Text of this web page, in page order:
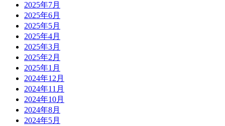
2025年7月
2025年6月
2025年5月
2025年4月
2025年3月
2025年2月
2025年1月
2024年12月
2024年11月
2024年10月
2024年8月
2024年5月